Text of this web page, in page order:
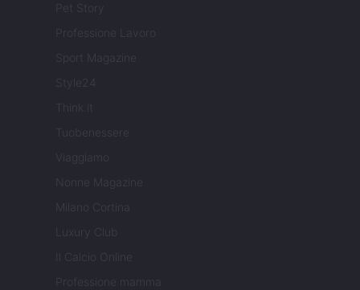
Pet Story
Professione Lavoro
Sport Magazine
Style24
Think.it
Tuobenessere
Viaggiamo
Nonne Magazine
Milano Cortina
Luxury Club
Il Calcio Online
Professione mamma